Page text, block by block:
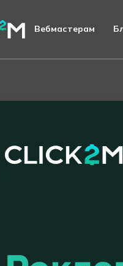
Вебмастерам